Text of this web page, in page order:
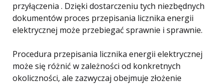
przyłączenia . Dzięki dostarczeniu tych niezbędnych
dokumentów proces przepisania licznika energii
elektrycznej może przebiegać sprawnie i sprawnie.
Procedura przepisania licznika energii elektrycznej
może się różnić w zależności od konkretnych
okoliczności, ale zazwyczaj obejmuje złożenie